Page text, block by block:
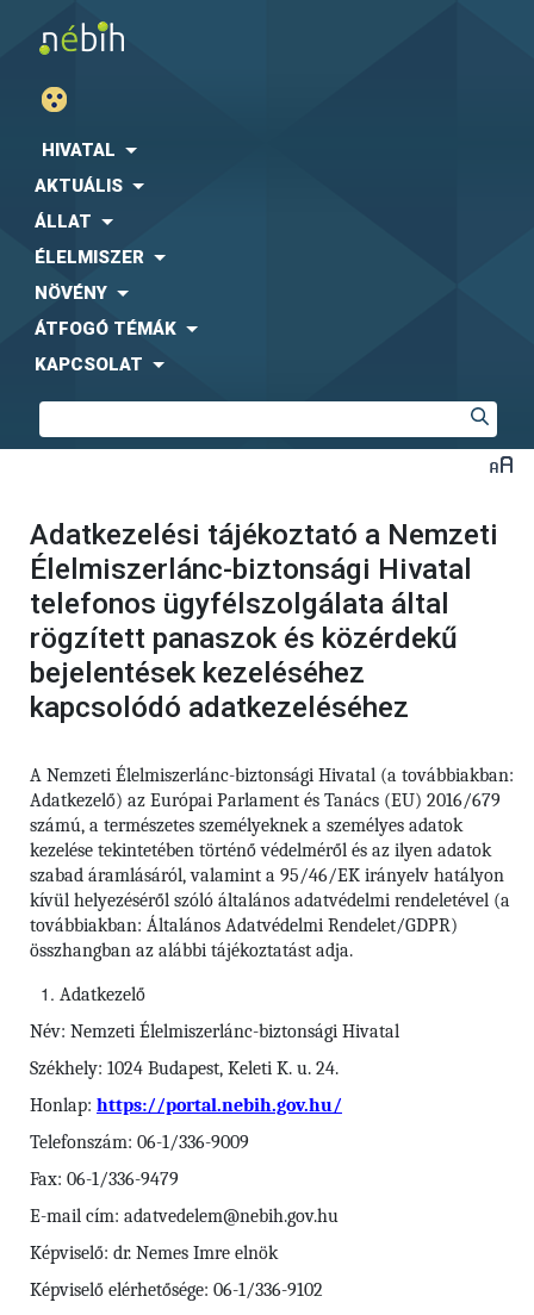
HIVATAL
AKTUÁLIS
ÁLLAT
ÉLELMISZER
NÖVÉNY
ÁTFOGÓ TÉMÁK
KAPCSOLAT
Adatkezelési tájékoztató a Nemzeti
Élelmiszerlánc-biztonsági Hivatal
telefonos ügyfélszolgálata által
rögzített panaszok és közérdekű
bejelentések kezeléséhez
kapcsolódó adatkezeléséhez
A Nemzeti Élelmiszerlánc-biztonsági Hivatal (a továbbiakban:
Adatkezelő) az Európai Parlament és Tanács (EU) 2016/679
számú, a természetes személyeknek a személyes adatok
kezelése tekintetében történő védelméről és az ilyen adatok
szabad áramlásáról, valamint a 95/46/EK irányelv hatályon
kívül helyezéséről szóló általános adatvédelmi rendeletével (a
továbbiakban: Általános Adatvédelmi Rendelet/GDPR)
összhangban az alábbi tájékoztatást adja.
Adatkezelő
Név: Nemzeti Élelmiszerlánc-biztonsági Hivatal
Székhely: 1024 Budapest, Keleti K. u. 24.
Honlap: https://portal.nebih.gov.hu/
Telefonszám: 06-1/336-9009
Fax: 06-1/336-9479
E-mail cím: adatvedelem@nebih.gov.hu
Képviselő: dr. Nemes Imre elnök
Képviselő elérhetősége: 06-1/336-9102